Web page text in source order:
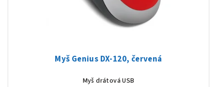
Myš Genius DX-120, červená
Myš drátová USB